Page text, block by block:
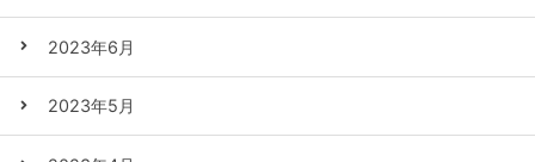
2023年6月
2023年5月